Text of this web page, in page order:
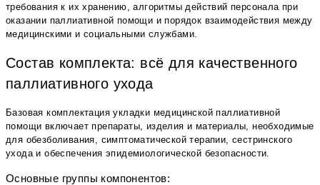
требования к их хранению, алгоритмы действий персонала при
оказании паллиативной помощи и порядок взаимодействия между
медицинскими и социальными службами.
Состав комплекта: всё для качественного
паллиативного ухода
Базовая комплектация укладки медицинской паллиативной
помощи включает препараты, изделия и материалы, необходимые
для обезболивания, симптоматической терапии, сестринского
ухода и обеспечения эпидемиологической безопасности.
Основные группы компонентов: